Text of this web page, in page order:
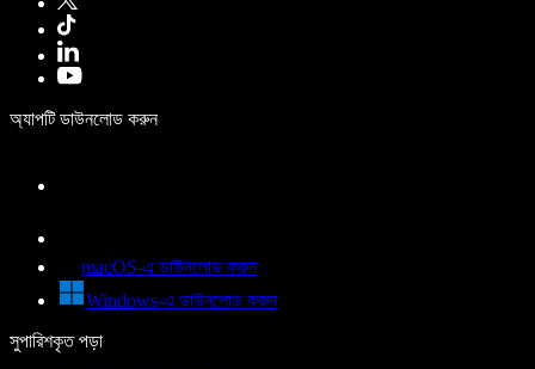
অ্যাপটি ডাউনলোড করুন
macOS-এ ডাউনলোড করুন
Windows-এ ডাউনলোড করুন
সুপারিশকৃত পড়া